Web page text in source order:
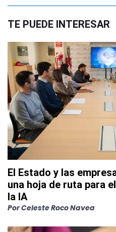
TE PUEDE INTERESAR
El Estado y las
una hoja de ruta para
la IA
PorCeleste Roco Navea